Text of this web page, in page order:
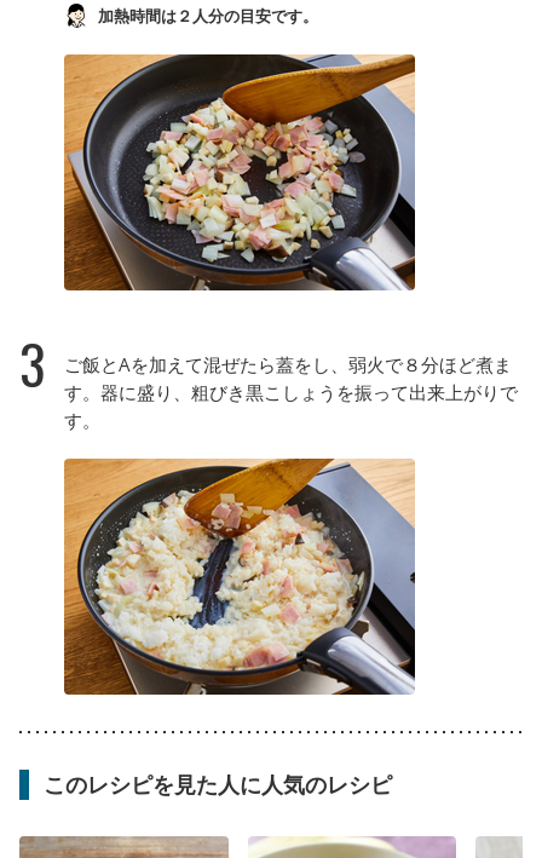
加熱時間は２人分の目安です。
3
ご飯とAを加えて混ぜたら蓋をし、弱火で８分ほど煮ま
す。器に盛り、粗びき黒こしょうを振って出来上がりで
す。
このレシピを見た人に人気のレシピ